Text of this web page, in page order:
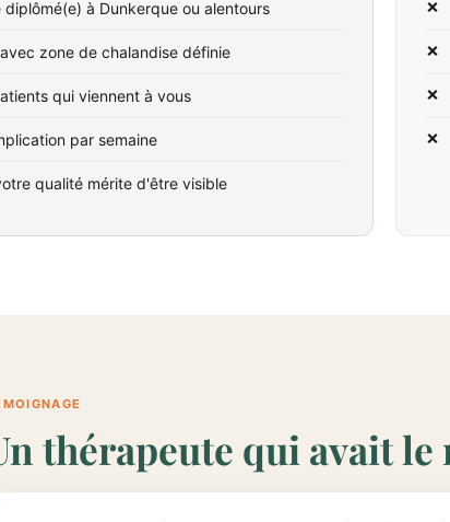
à Dunkerque ou alentours
zone de chalandise définie
qui viennent à vous
par semaine
qualité mérite d'être visible
thérapeute qui avait